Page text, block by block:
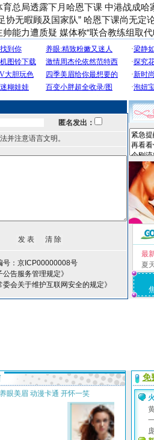
育总局透露下月哈恩下课 中港战成哈
协无暇顾及国家队” 哈恩下课尚无定
帅能力遭质疑 媒体称“联合教练组取代
匿名发出：
并注意语言文明。
号：京ICP00000008号
告服务管理规定》
会关于维护互联网安全的规定》
最
夏